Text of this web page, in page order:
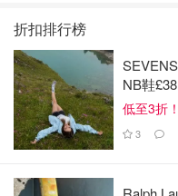
这款Roolee的首饰架简
层，上面没有孔的地方时
中层可以收纳戒指小手
合收纳耳环，底座可以
自己比较喜欢的一些小物
折扣排行榜
NB鞋£38
低至3折
3